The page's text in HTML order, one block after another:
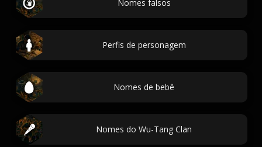
Nomes falsos
Perfis de personagem
Nomes de bebê
Nomes do Wu-Tang Clan